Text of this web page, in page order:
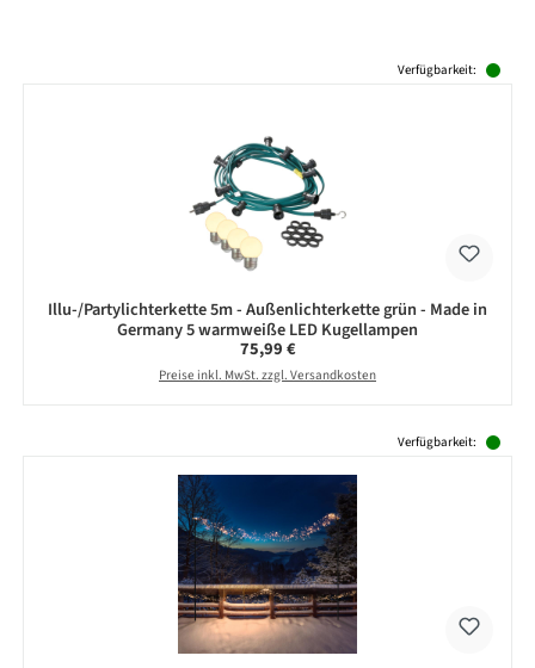
Verfügbarkeit:
Illu-/Partylichterkette 5m - Außenlichterkette grün - Made in
Germany 5 warmweiße LED Kugellampen
Regulärer Preis:
75,99 €
Preise inkl. MwSt. zzgl. Versandkosten
Verfügbarkeit: